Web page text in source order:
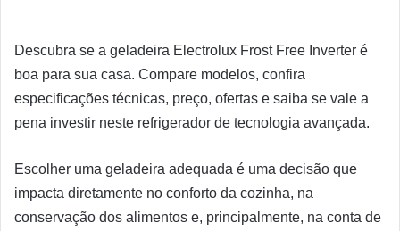
Descubra se a geladeira Electrolux Frost Free Inverter é
boa para sua casa. Compare modelos, confira
especificações técnicas, preço, ofertas e saiba se vale a
pena investir neste refrigerador de tecnologia avançada.
Escolher uma geladeira adequada é uma decisão que
impacta diretamente no conforto da cozinha, na
conservação dos alimentos e, principalmente, na conta de